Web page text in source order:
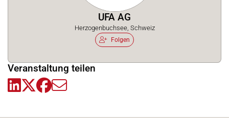
UFA AG
Herzogenbuchsee, Schweiz
Folgen
Veranstaltung teilen